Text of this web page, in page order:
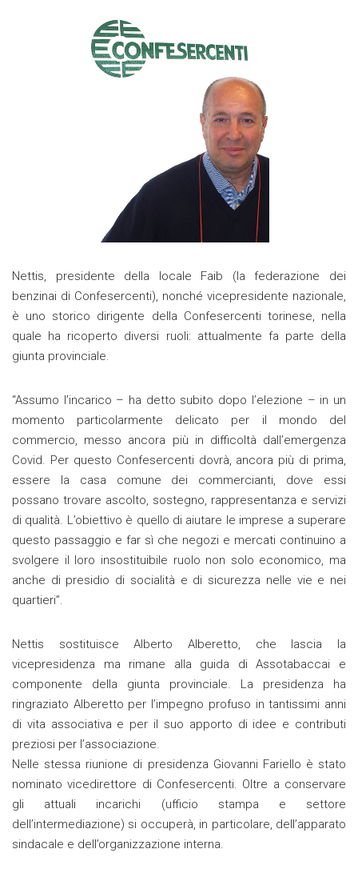
Nettis, presidente della locale Faib (la federazione dei
benzinai di Confesercenti), nonché vicepresidente nazionale,
è uno storico dirigente della Confesercenti torinese, nella
quale ha ricoperto diversi ruoli: attualmente fa parte della
giunta provinciale.
“Assumo l’incarico – ha detto subito dopo l’elezione – in un
momento particolarmente delicato per il mondo del
commercio, messo ancora più in difficoltà dall’emergenza
Covid. Per questo Confesercenti dovrà, ancora più di prima,
essere la casa comune dei commercianti, dove essi
possano trovare ascolto, sostegno, rappresentanza e servizi
di qualità. L’obiettivo è quello di aiutare le imprese a superare
questo passaggio e far sì che negozi e mercati continuino a
svolgere il loro insostituibile ruolo non solo economico, ma
anche di presidio di socialità e di sicurezza nelle vie e nei
quartieri”.
Nettis sostituisce Alberto Alberetto, che lascia la
vicepresidenza ma rimane alla guida di Assotabaccai e
componente della giunta provinciale. La presidenza ha
ringraziato Alberetto per l’impegno profuso in tantissimi anni
di vita associativa e per il suo apporto di idee e contributi
preziosi per l’associazione.
Nelle stessa riunione di presidenza Giovanni Fariello è stato
nominato vicedirettore di Confesercenti. Oltre a conservare
gli attuali incarichi (ufficio stampa e settore
dell’intermediazione) si occuperà, in particolare, dell’apparato
sindacale e dell’organizzazione interna.